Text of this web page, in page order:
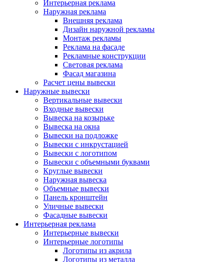
Интерьерная реклама
Наружная реклама
Внешняя реклама
Дизайн наружной рекламы
Монтаж рекламы
Реклама на фасаде
Рекламные конструкции
Световая реклама
Фасад магазина
Расчет цены вывески
Наружные вывески
Вертикальные вывески
Входные вывески
Вывеска на козырьке
Вывеска на окна
Вывески на подложке
Вывески с инкрустацией
Вывески с логотипом
Вывески с объемными буквами
Круглые вывески
Наружная вывеска
Объемные вывески
Панель кронштейн
Уличные вывески
Фасадные вывески
Интерьерная реклама
Интерьерные вывески
Интерьерные логотипы
Логотипы из акрила
Логотипы из металла